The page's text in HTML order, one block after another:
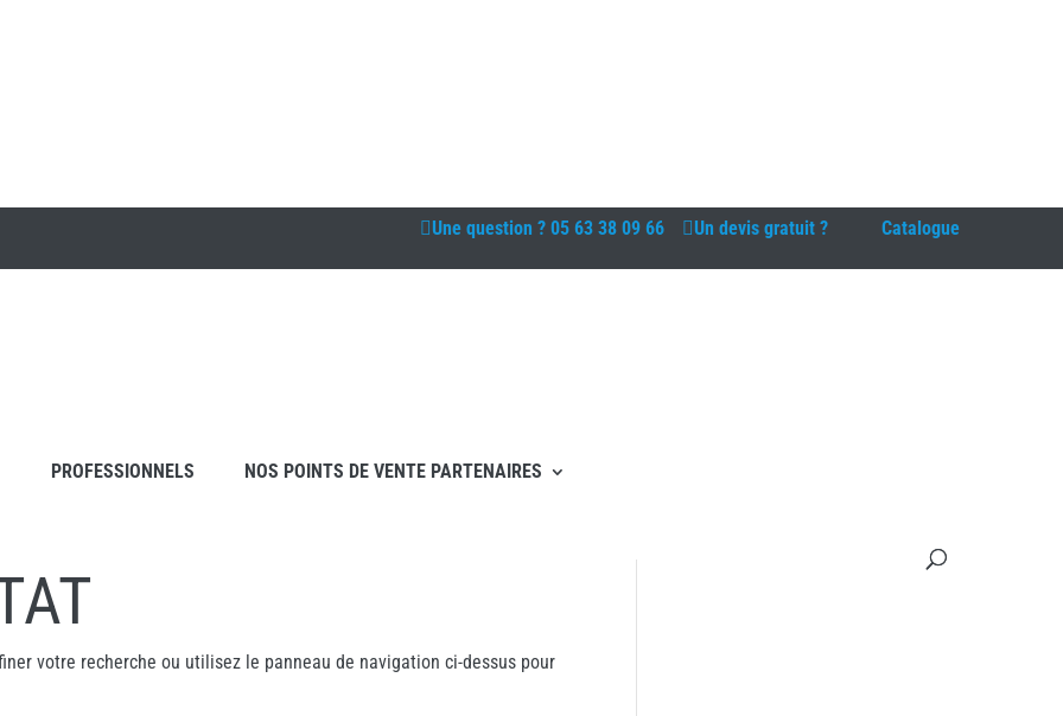
Une question ? 05 63 38 09 66 Un devis gratuit ? Catalogue
PROFESSIONNELS NOS POINTS DE VENTE PARTENAIRES
votre recherche ou utilisez le panneau de navigation ci-dessus pour